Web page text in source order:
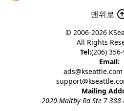
맨위로
© 2006-2026
All Rights
Tel:(206)
Email:
ads@kseattle.com
Mailing
2020 Maltby Rd Ste 7-388